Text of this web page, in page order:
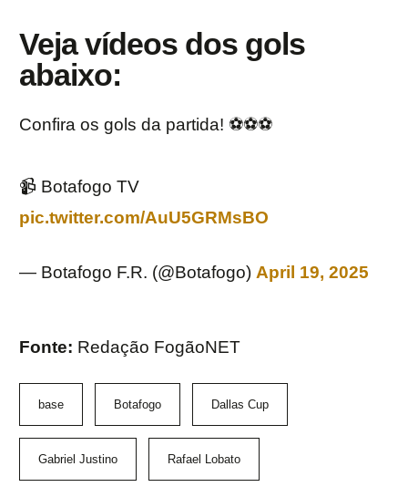
Veja vídeos dos gols
abaixo:
Confira os gols da partida! ⚽️⚽️⚽️
📹 Botafogo TV
pic.twitter.com/AuU5GRMsBO
— Botafogo F.R. (@Botafogo) April 19, 2025
Fonte: Redação FogãoNET
base Botafogo Dallas Cup
Gabriel Justino Rafael Lobato